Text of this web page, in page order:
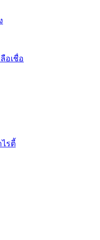
อเชื่อ
รตี้